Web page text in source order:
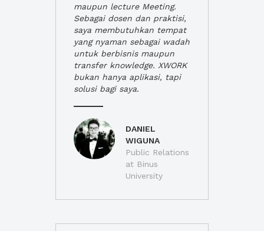
maupun lecture Meeting.
Sebagai dosen dan praktisi,
saya membutuhkan tempat
yang nyaman sebagai wadah
untuk berbisnis maupun
transfer knowledge. XWORK
bukan hanya aplikasi, tapi
solusi bagi saya.
DANIEL
WIGUNA
Public Relations
at Binus
University